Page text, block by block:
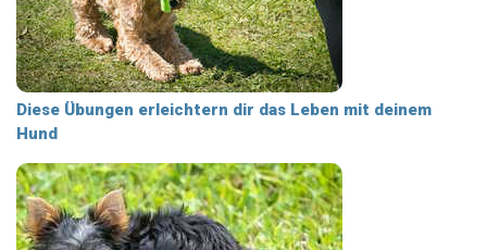
Diese Übungen erleichtern dir das Leben mit deinem
Hund